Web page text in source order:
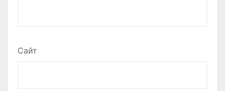
Сайт